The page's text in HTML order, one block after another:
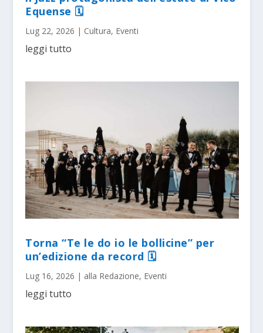
Equense 🗓
Lug 22, 2026 | Cultura, Eventi
leggi tutto
Torna “Te le do io le bollicine” per
un’edizione da record 🗓
Lug 16, 2026 | alla Redazione, Eventi
leggi tutto